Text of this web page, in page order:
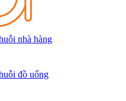
nhà hàng
đồ uống